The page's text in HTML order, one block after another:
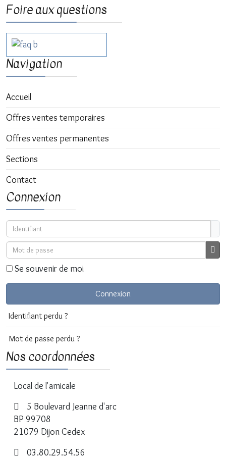
Foire aux questions
Navigation
Accueil
Offres ventes temporaires
Offres ventes permanentes
Sections
Contact
Connexion
Identifiant
Mot de passe
Se souvenir de moi
Connexion
Identifiant perdu ?
Mot de passe perdu ?
Nos coordonnées
Local de l'amicale
5 Boulevard Jeanne d'arc
BP 99708
21079 Dijon Cedex
03.80.29.54.56